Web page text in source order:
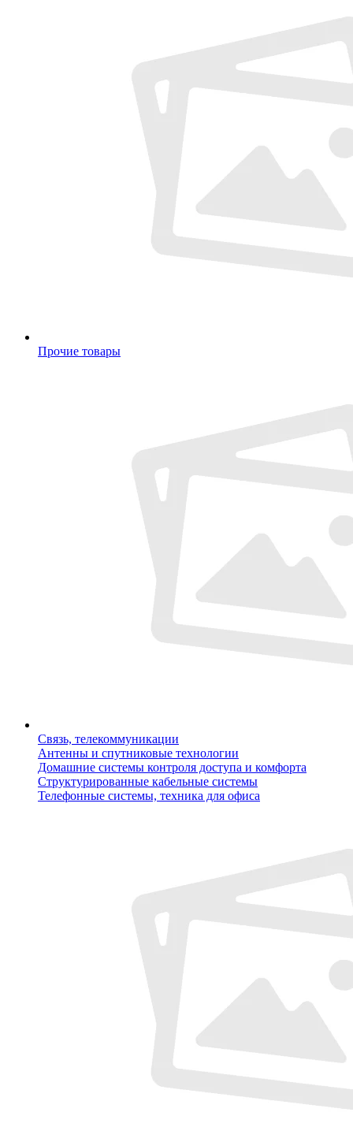
Прочие товары
Связь, телекоммуникации
Антенны и спутниковые технологии
Домашние системы контроля доступа и комфорта
Структурированные кабельные системы
Телефонные системы, техника для офиса